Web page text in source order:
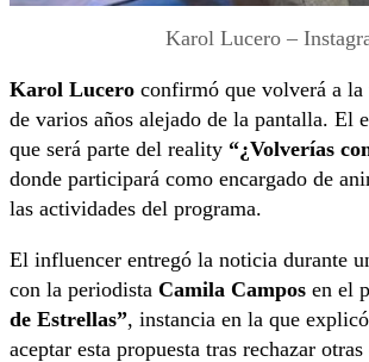
Karol Lucero –
Karol Lucero confirmó que volverá a
de varios años alejado de la pantalla. El
que será parte del reality “¿Volverías
donde participará como encargado de
las actividades del programa.
El influencer entregó la noticia durante
con la periodista Camila Campos en el
de Estrellas”, instancia en la que
aceptar esta propuesta tras rechazar